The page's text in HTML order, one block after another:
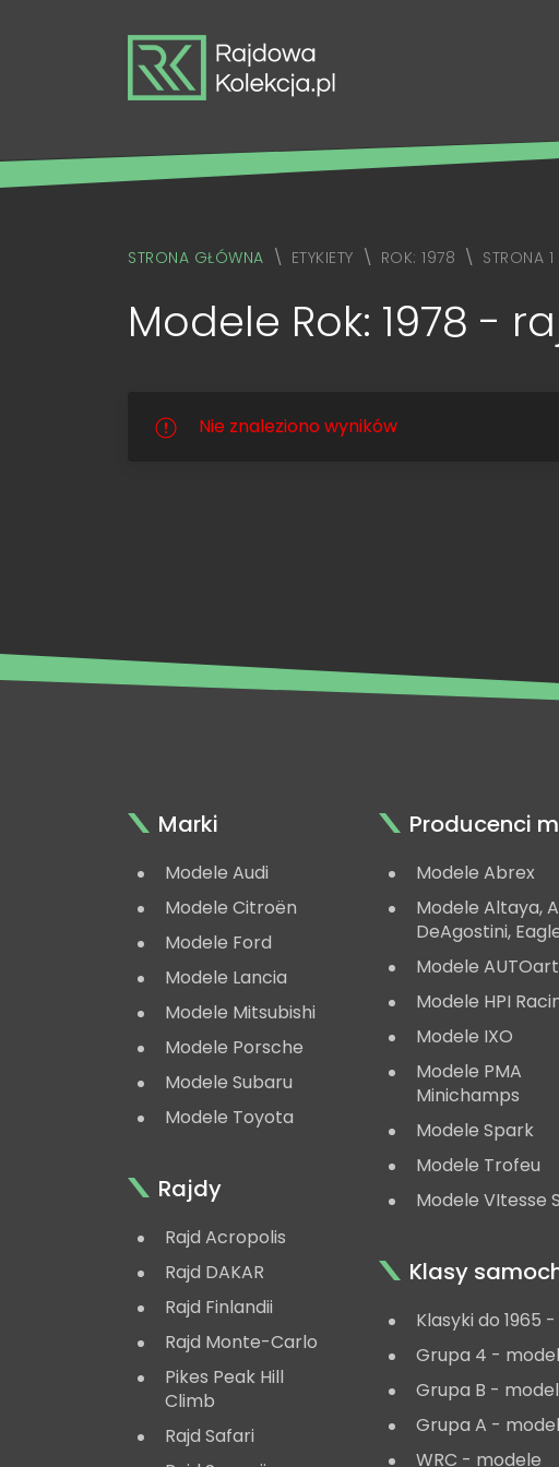
STRONA GŁÓWNA ETYKIETY ROK: 1978 STRONA 1
Modele Rok: 1978 -
Nie znaleziono wyników
Marki
Modele Audi
Modele Citroën
Modele Ford
Modele Lancia
Modele Mitsubishi
Modele Porsche
Modele Subaru
Modele Toyota
Rajdy
Rajd Acropolis
Rajd DAKAR
Rajd Finlandii
Rajd Monte-Carlo
Pikes Peak Hill
Climb
Rajd Safari
Producenci
Modele Abrex
Modele Altaya,
DeAgostini,
Modele AUTOart
Modele HPI
Modele IXO
Modele PMA
Minichamps
Modele Spark
Modele Trofeu
Modele VItesse
Klasy
Klasyki do 1965
Grupa 4 -
Grupa B -
Grupa A -
WRC - modele